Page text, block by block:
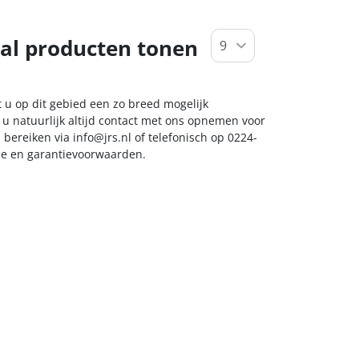
producten tonen
u op dit gebied een zo breed mogelijk
natuurlijk altijd contact met ons opnemen voor
via info@jrs.nl of telefonisch op 0224-
en garantievoorwaarden.